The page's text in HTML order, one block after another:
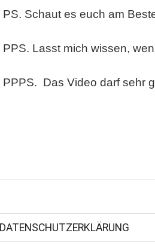
PS. Schaut es euch am
PPS. Lasst mich wissen,
PPPS. Das Video darf sehr
DATENSCHUTZERKLÄRUNG